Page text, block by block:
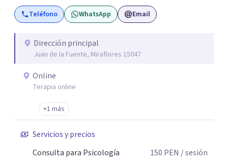
con técnicas/herramientas psicoterapéuticas Contamos
con 9 sedes en Lima Perú 🇵🇪: San Borja, Surco,
Miguel, Magdalena, Los Olivos. Los servicios que
brindamos son: Evaluación - Diagnóstico - Intervención
Terapia de Pareja Terapia Psicológica Adultos –
Entrenamiento para Padres Orientación Vocacional
Psicoterapia Gestalt Terapia Familiar Psicoterapia para
adolescentes Terapia para adultos Terapia de Aceptación
y Compromiso Activación Conductual Mindfulness Visita
Teléfono WhatsApp Email
Dirección principal
Juan de la Fuente, Miraflores 15047
Online
Terapia online
+1 más
Servicios y precios
Consulta para Psicología
150 PEN / sesión